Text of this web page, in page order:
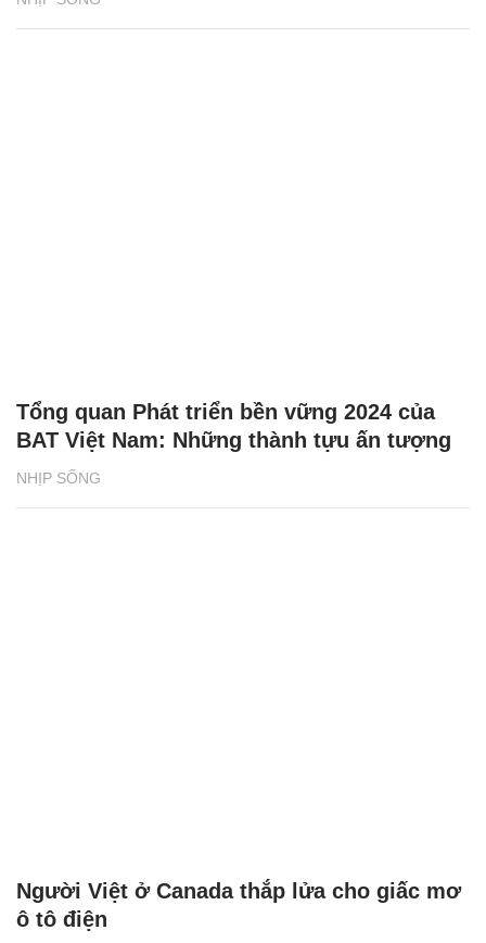
NHỊP SỐNG
Tổng quan Phát triển bền vững 2024 của
BAT Việt Nam: Những thành tựu ấn tượng
Người Việt ở Canada thắp lửa cho giấc mơ
ô tô điện